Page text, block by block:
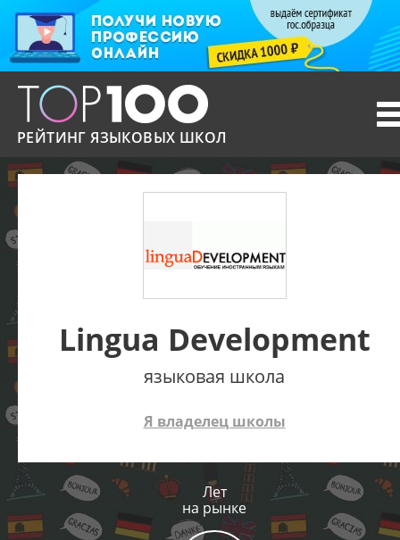
РЕЙТИНГ ЯЗЫКОВЫХ ШКОЛ
Lingua Development
языковая школа
Я владелец школы
Лет
на рынке